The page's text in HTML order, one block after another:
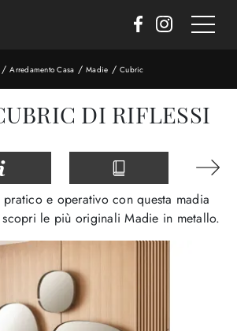
/Arredamento Casa / Madie / Cubric
DI RIFLESSI
e operativo con questa madia
le più originali Madie in metallo.